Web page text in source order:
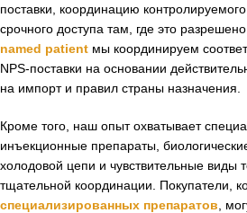
поставки, координацию
срочного доступа там, где это
named patient мы координируем
NPS-поставки на основании
на импорт и правил страны назначения.
Кроме того, наш опыт охватывает
инъекционные препараты,
холодовой цепи и чувствительные виды
тщательной координации. Покупатели,
специализированных препаратов ,